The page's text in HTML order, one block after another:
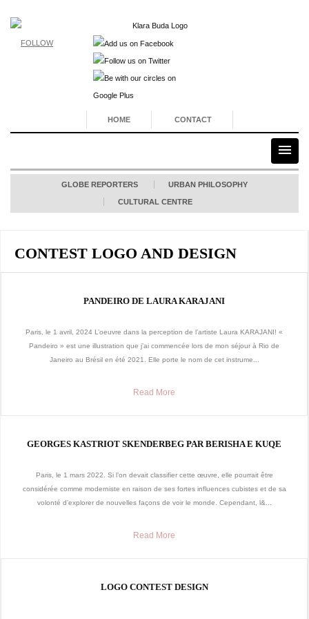
FOLLOW
HOME CONTACT
GLOBE REPORTERS URBAN PHILOSOPHY
CULTURAL CENTRE
CONTEST LOGO AND DESIGN
PANDEIRO DE LAURA KARAJANI
Paris, le 1 avril, 2024 L’oeuvre dans la perception de l’artiste Laura KARAJANI! «
Pandeiro » est une illustration que j’ai commencée lors de mon séjour à Rio de
Janeiro au Brésil en été 2021. Elle porte le nom de cet instrume...
Read More
GEORGES KASTRIOT SKENDERBEG PAR BERISHA E KUQE
Paris, le 1 mars 2022. Si l’on devait classifier cette œuvre, elle pourrait être
considérée comme moderniste en raison de ses fortes influences cubistes et de sa
volonté d’explorer de nouvelles façons de voir le monde. Cependant, l&...
Read More
LOGO CONTEST DESIGN